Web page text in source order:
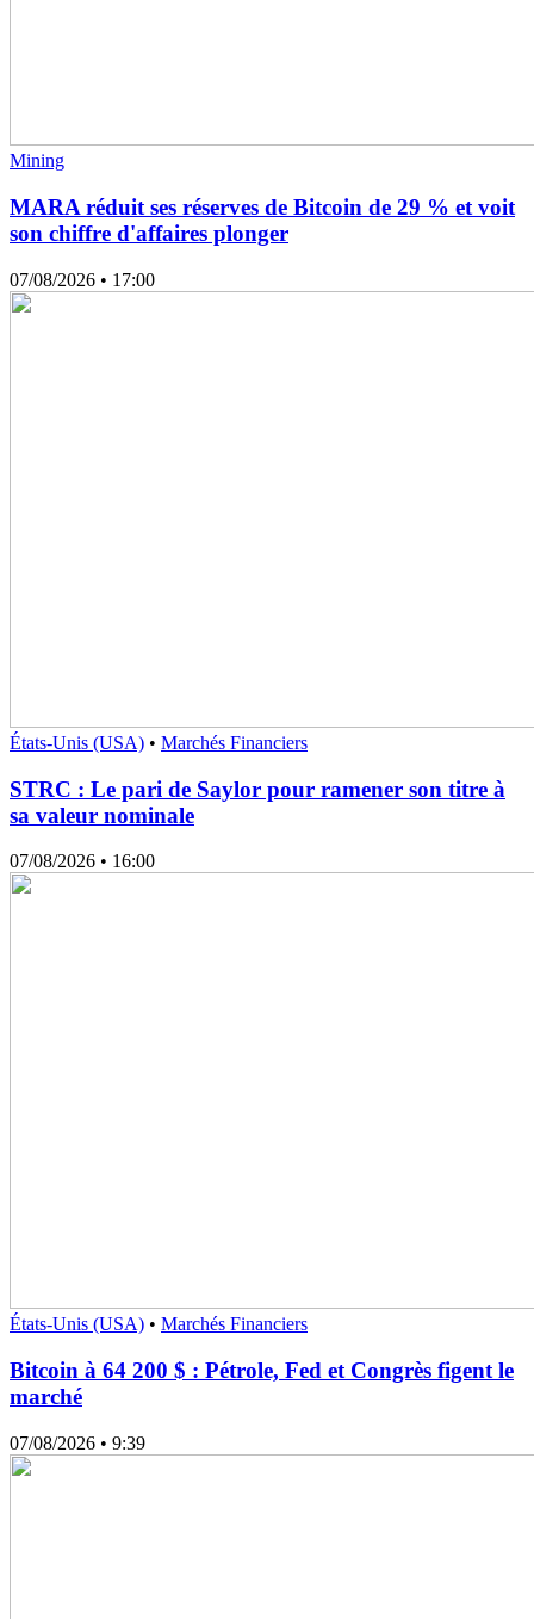
Mining
MARA réduit ses réserves de Bitcoin de 29 % et voit
son chiffre d'affaires plonger
07/08/2026 • 17:00
États-Unis (USA) • Marchés Financiers
STRC : Le pari de Saylor pour ramener son titre à
sa valeur nominale
07/08/2026 • 16:00
États-Unis (USA) • Marchés Financiers
Bitcoin à 64 200 $ : Pétrole, Fed et Congrès figent le
marché
07/08/2026 • 9:39